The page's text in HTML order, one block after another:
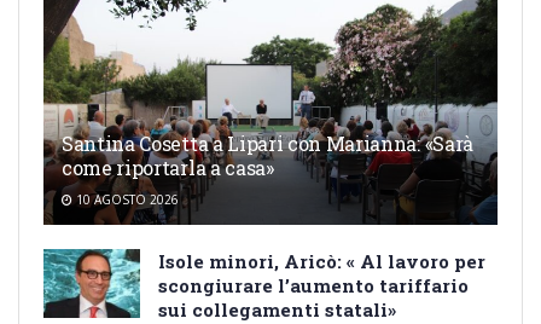
Santina Cosetta a Lipari con Marianna: «Sarà
come riportarla a casa»
10 AGOSTO 2026
Isole minori, Aricò: « Al lavoro per
scongiurare l’aumento tariffario
sui collegamenti statali»